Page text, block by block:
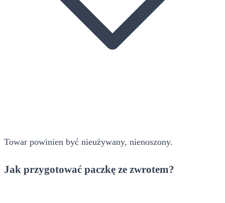
Towar powinien być nieużywany, nienoszony.
Jak przygotować paczkę ze zwrotem?